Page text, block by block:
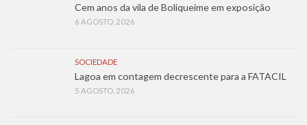
Cem anos da vila de Boliqueime em exposição
6 AGOSTO, 2026
SOCIEDADE
Lagoa em contagem decrescente para a FATACIL
5 AGOSTO, 2026